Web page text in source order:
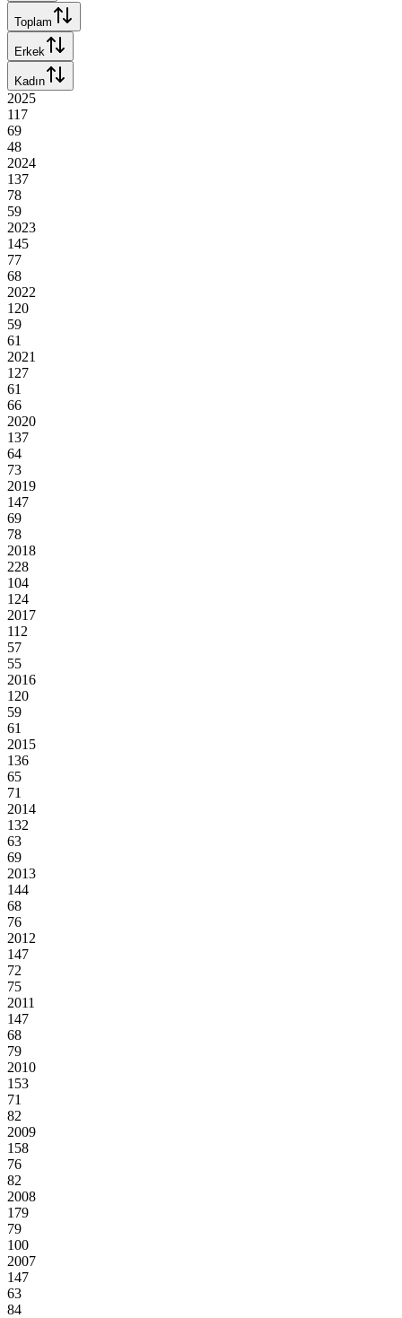
Toplam
Erkek
Kadın
2025
117
69
48
2024
137
78
59
2023
145
77
68
2022
120
59
61
2021
127
61
66
2020
137
64
73
2019
147
69
78
2018
228
104
124
2017
112
57
55
2016
120
59
61
2015
136
65
71
2014
132
63
69
2013
144
68
76
2012
147
72
75
2011
147
68
79
2010
153
71
82
2009
158
76
82
2008
179
79
100
2007
147
63
84